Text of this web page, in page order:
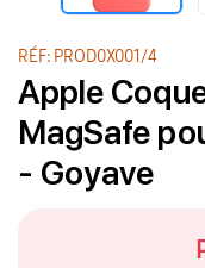
RÉF: PROD0X001/4
Apple
MagSafe
- Goyave